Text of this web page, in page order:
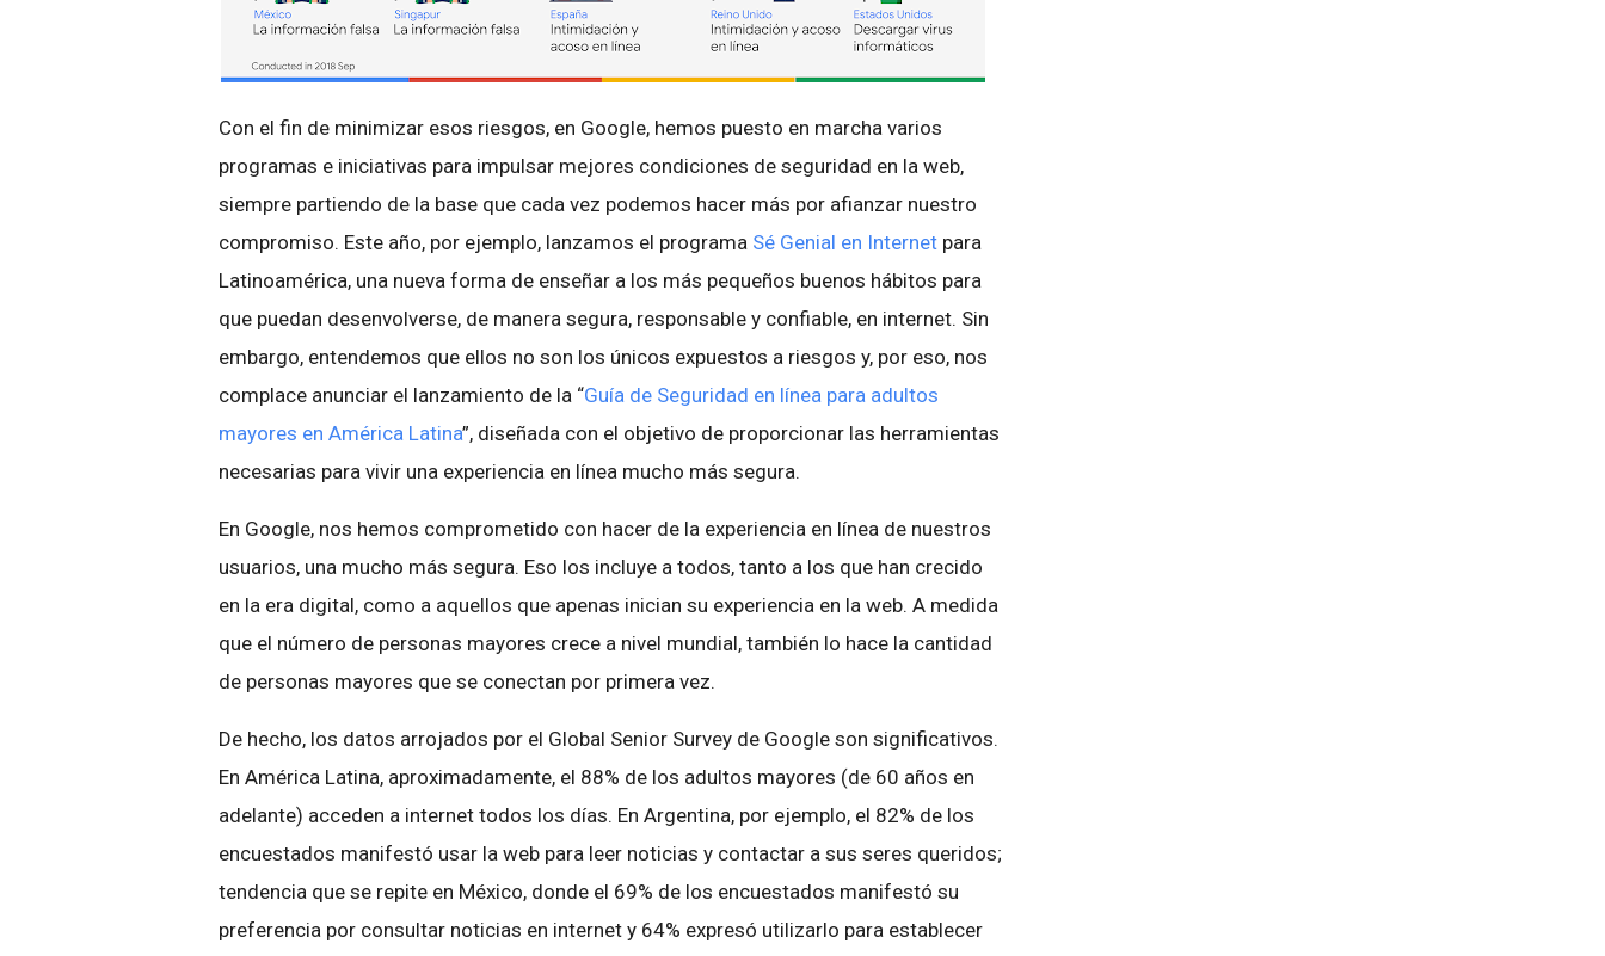
Con el fin de minimizar esos riesgos, en Google, hemos puesto en marcha varios
programas e iniciativas para impulsar mejores condiciones de seguridad en la web,
siempre partiendo de la base que cada vez podemos hacer más por afianzar nuestro
compromiso. Este año, por ejemplo, lanzamos el programa Sé Genial en Internet para
Latinoamérica, una nueva forma de enseñar a los más pequeños buenos hábitos para
que puedan desenvolverse, de manera segura, responsable y confiable, en internet. Sin
embargo, entendemos que ellos no son los únicos expuestos a riesgos y, por eso, nos
complace anunciar el lanzamiento de la “Guía de Seguridad en línea para adultos
mayores en América Latina”, diseñada con el objetivo de proporcionar las herramientas
necesarias para vivir una experiencia en línea mucho más segura.
En Google, nos hemos comprometido con hacer de la experiencia en línea de nuestros
usuarios, una mucho más segura. Eso los incluye a todos, tanto a los que han crecido
en la era digital, como a aquellos que apenas inician su experiencia en la web. A medida
que el número de personas mayores crece a nivel mundial, también lo hace la cantidad
de personas mayores que se conectan por primera vez.
De hecho, los datos arrojados por el Global Senior Survey de Google son significativos.
En América Latina, aproximadamente, el 88% de los adultos mayores (de 60 años en
adelante) acceden a internet todos los días. En Argentina, por ejemplo, el 82% de los
encuestados manifestó usar la web para leer noticias y contactar a sus seres queridos;
tendencia que se repite en México, donde el 69% de los encuestados manifestó su
preferencia por consultar noticias en internet y 64% expresó utilizarlo para establecer